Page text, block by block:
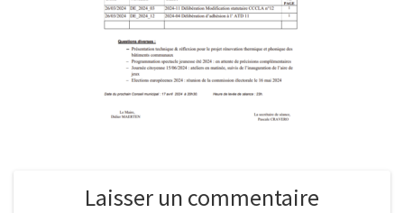
Laisser un commentaire